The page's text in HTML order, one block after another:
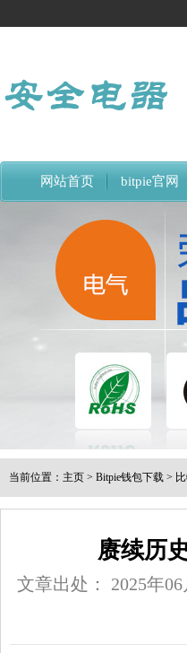
网站首页 bitpie官网
比特派下载网址
当前位置： 主页 > Bitpie钱包下载 >
赓续历
文章出处： 2025年06